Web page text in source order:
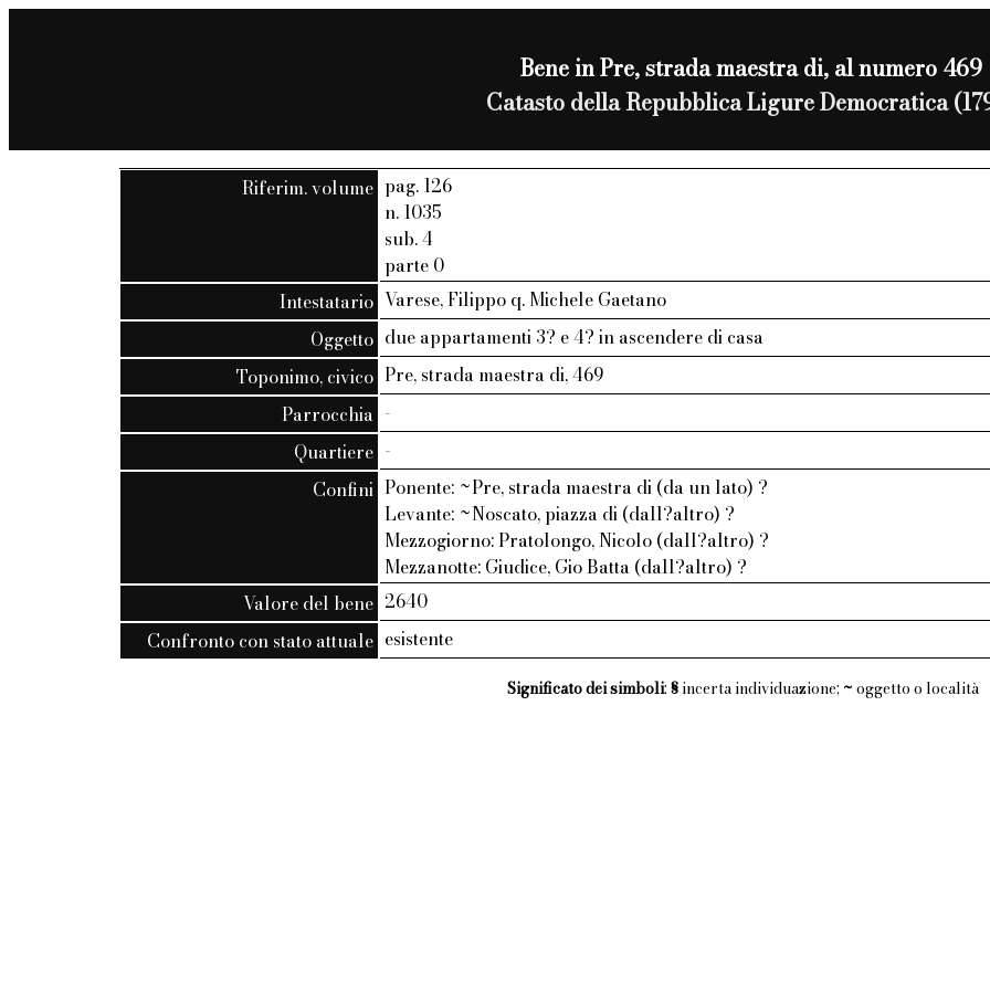
Bene in Pre, strada maestra di, al numero 469
Catasto della Repubblica Ligure Democratica
Riferim. volume pag. 126
n. 1035
sub. 4
parte 0
Intestatario Varese, Filippo q. Michele Gaetano
Oggetto due appartamenti 3? e 4? in ascendere di casa
Toponimo, civico Pre, strada maestra di, 469
Parrocchia -
Quartiere -
Confini Ponente: ~Pre, strada maestra di (da un lato) ?
Levante: ~Noscato, piazza di (dall?altro) ?
Mezzogiorno: Pratolongo, Nicolo (dall?altro) ?
Mezzanotte: Giudice, Gio Batta (dall?altro) ?
Valore del bene 2640
Confronto con stato attuale esistente
Significato dei simboli: §incerta individuazione; ~ oggetto o località